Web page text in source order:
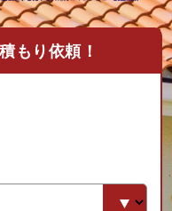
もり依頼！